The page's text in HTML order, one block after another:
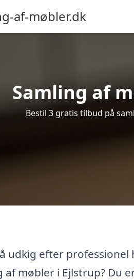
af-møbler.dk
Samling af
Bestil 3 gratis tilbud på
udkig efter
af møbler i Ejlstrup? Du